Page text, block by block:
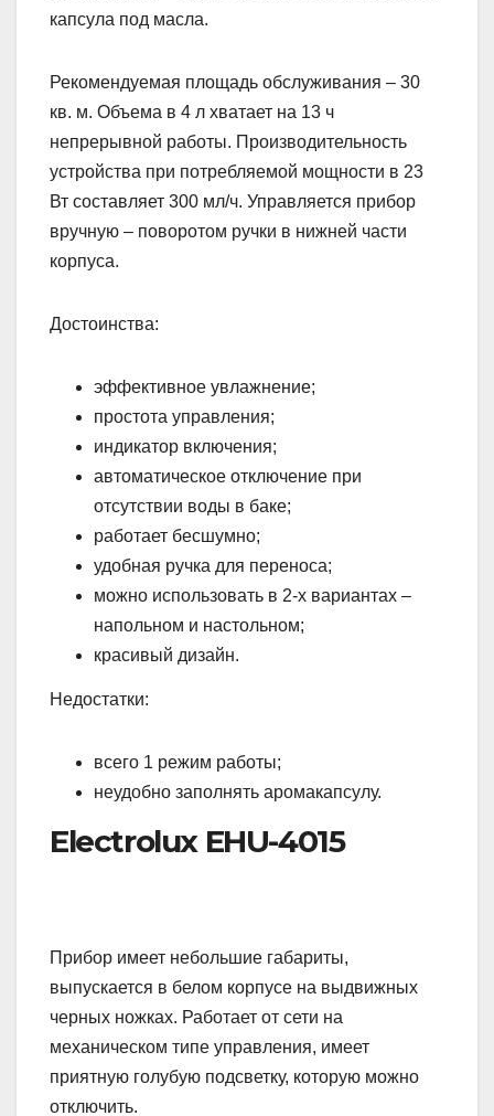
капсула под масла.
Рекомендуемая площадь обслуживания – 30
кв. м. Объема в 4 л хватает на 13 ч
непрерывной работы. Производительность
устройства при потребляемой мощности в 23
Вт составляет 300 мл/ч. Управляется прибор
вручную – поворотом ручки в нижней части
корпуса.
Достоинства:
эффективное увлажнение;
простота управления;
индикатор включения;
автоматическое отключение при
отсутствии воды в баке;
работает бесшумно;
удобная ручка для переноса;
можно использовать в 2-х вариантах –
напольном и настольном;
красивый дизайн.
Недостатки:
всего 1 режим работы;
неудобно заполнять аромакапсулу.
Electrolux EHU-4015
Прибор имеет небольшие габариты,
выпускается в белом корпусе на выдвижных
черных ножках. Работает от сети на
механическом типе управления, имеет
приятную голубую подсветку, которую можно
отключить.